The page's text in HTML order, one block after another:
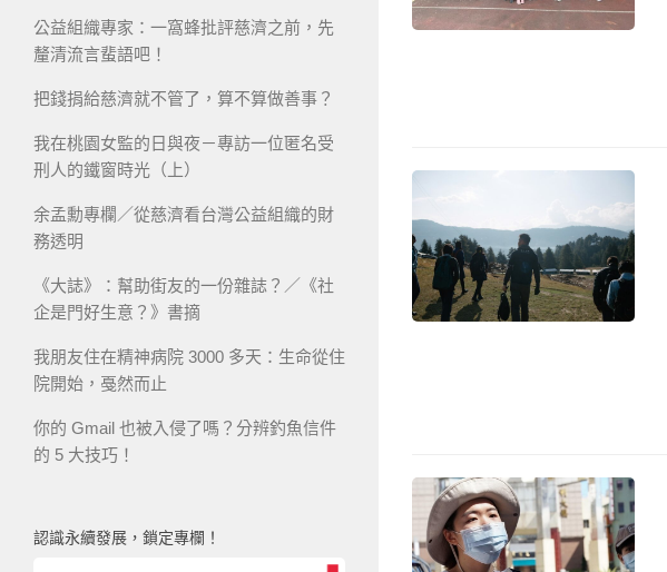
公益組織專家：一窩蜂批評慈濟之前，先
釐清流言蜚語吧！
把錢捐給慈濟就不管了，算不算做善事？
我在桃園女監的日與夜－專訪一位匿名受
刑人的鐵窗時光（上）
余孟勳專欄／從慈濟看台灣公益組織的財
務透明
《大誌》：幫助街友的一份雜誌？／《社
企是門好生意？》書摘
我朋友住在精神病院 3000 多天：生命從住
院開始，戞然而止
你的 Gmail 也被入侵了嗎？分辨釣魚信件
的 5 大技巧！
認識永續發展，鎖定專欄！